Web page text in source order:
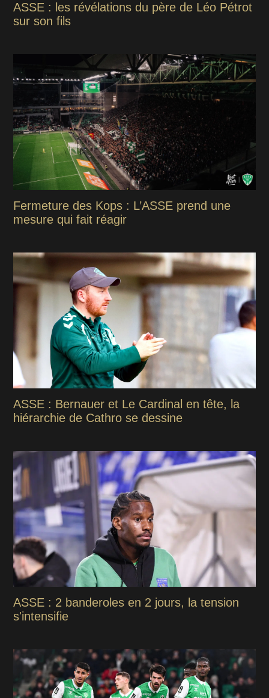
ASSE : les révélations du père de Léo Pétrot
sur son fils
Fermeture des Kops : L’ASSE prend une
mesure qui fait réagir
ASSE : Bernauer et Le Cardinal en tête, la
hiérarchie de Cathro se dessine
ASSE : 2 banderoles en 2 jours, la tension
s'intensifie